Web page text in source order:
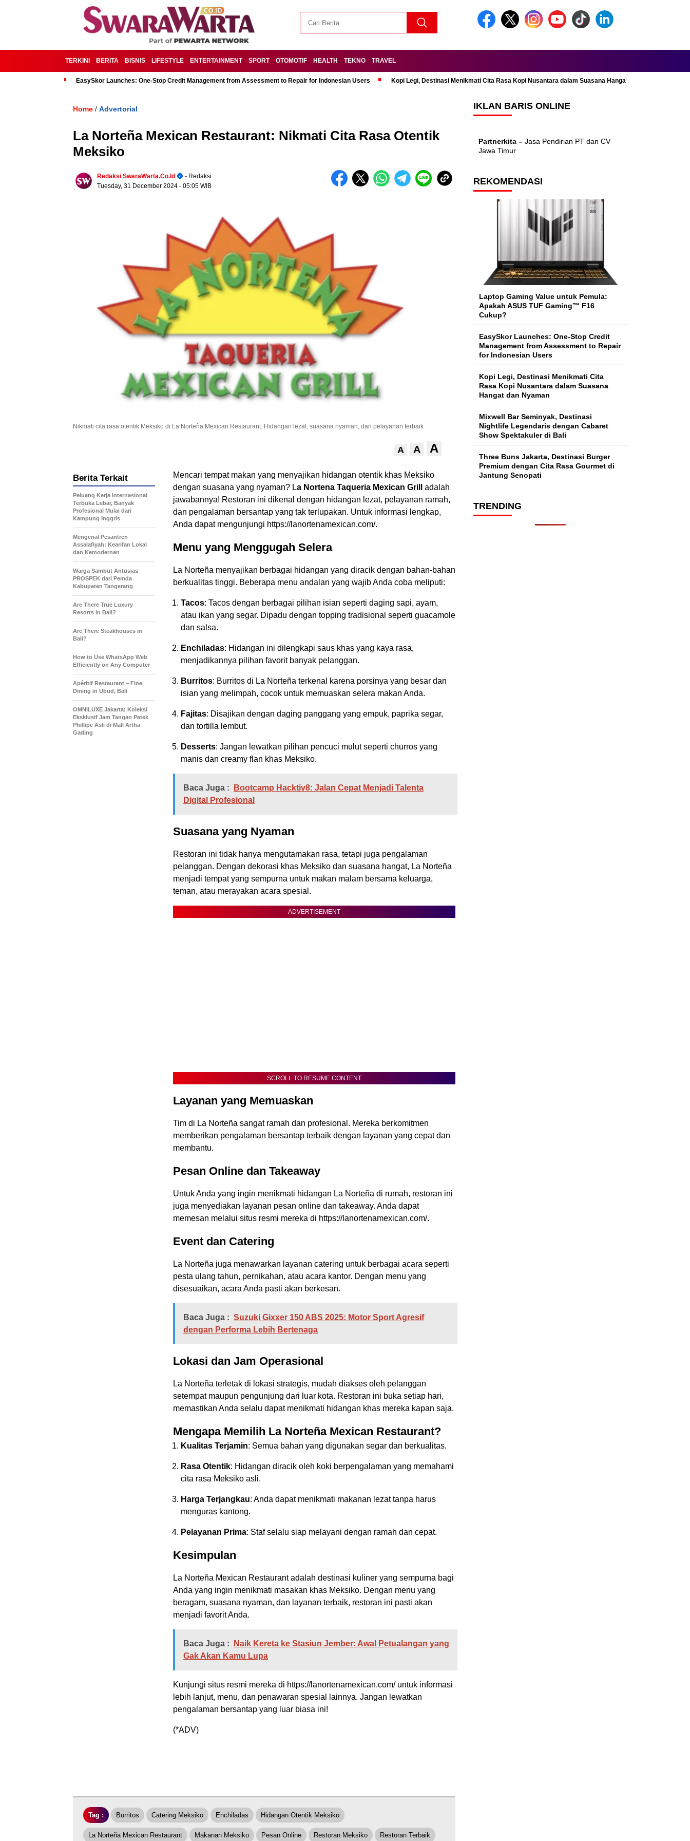
TERKINI BERITA BISNIS LIFESTYLE ENTERTAINMENT SPORT OTOMOTIF HEALTH TEKNO TRAVEL
EasySkor Launches: One-Stop Credit Management from Assessment to Repair for Indonesian Users Kopi Legi, Destinasi Menikmati Cita Rasa Kopi Nusantara dalam Suasana Hangat dan Nyaman
Home / Advertorial
La Norteña Mexican Restaurant: Nikmati Cita Rasa Otentik
Meksiko
Redaksi SwaraWarta.co.id
- Redaksi
Tuesday, 31 December 2024 - 05:05 WIB
Nikmati cita rasa otentik Meksiko di La Norteña Mexican Restaurant. Hidangan lezat, suasana nyaman, dan pelayanan terbaik
A A A
Mencari tempat makan yang menyajikan hidangan otentik khas Meksiko
dengan suasana yang nyaman? La Nortena Taqueria Mexican Grill
adalah
jawabannya! Restoran ini dikenal dengan hidangan lezat, pelayanan ramah,
dan pengalaman bersantap yang tak terlupakan. Untuk informasi lengkap,
Anda dapat mengunjungi https://lanortenamexican.com/.
Menu yang Menggugah Selera
La Norteña menyajikan berbagai hidangan yang diracik dengan bahan-bahan
berkualitas tinggi. Beberapa menu andalan yang wajib Anda coba meliputi:
Tacos: Tacos dengan berbagai pilihan isian seperti daging sapi, ayam,
atau ikan yang segar. Dipadu dengan topping tradisional seperti guacamole
dan salsa.
Enchiladas: Hidangan ini dilengkapi saus khas yang kaya rasa,
menjadikannya pilihan favorit banyak pelanggan.
Burritos: Burritos di La Norteña terkenal karena porsinya yang besar dan
isian yang melimpah, cocok untuk memuaskan selera makan Anda.
Fajitas: Disajikan dengan daging panggang yang empuk, paprika segar,
dan tortilla lembut.
Desserts: Jangan lewatkan pilihan pencuci mulut seperti churros yang
manis dan creamy flan khas Meksiko.
Baca Juga :
Bootcamp Hacktiv8: Jalan Cepat Menjadi Talenta
Digital Profesional
Suasana yang Nyaman
Restoran ini tidak hanya mengutamakan rasa, tetapi juga pengalaman
pelanggan. Dengan dekorasi khas Meksiko dan suasana hangat, La Norteña
menjadi tempat yang sempurna untuk makan malam bersama keluarga,
teman, atau merayakan acara spesial.
ADVERTISEMENT
.
SCROLL TO RESUME CONTENT
Layanan yang Memuaskan
Tim di La Norteña sangat ramah dan profesional. Mereka berkomitmen
memberikan pengalaman bersantap terbaik dengan layanan yang cepat dan
membantu.
Pesan Online dan Takeaway
Untuk Anda yang ingin menikmati hidangan La Norteña di rumah, restoran ini
juga menyediakan layanan pesan online dan takeaway. Anda dapat
memesan melalui situs resmi mereka di https://lanortenamexican.com/.
Event dan Catering
La Norteña juga menawarkan layanan catering untuk berbagai acara seperti
pesta ulang tahun, pernikahan, atau acara kantor. Dengan menu yang
disesuaikan, acara Anda pasti akan berkesan.
Baca Juga : Suzuki Gixxer 150 ABS 2025: Motor Sport Agresif
dengan Performa Lebih Bertenaga
Lokasi dan Jam Operasional
La Norteña terletak di lokasi strategis, mudah diakses oleh pelanggan
setempat maupun pengunjung dari luar kota. Restoran ini buka setiap hari,
memastikan Anda selalu dapat menikmati hidangan khas mereka kapan saja.
Mengapa Memilih La Norteña Mexican Restaurant?
Kualitas Terjamin: Semua bahan yang digunakan segar dan berkualitas.
Rasa Otentik: Hidangan diracik oleh koki berpengalaman yang memahami
cita rasa Meksiko asli.
Harga Terjangkau: Anda dapat menikmati makanan lezat tanpa harus
menguras kantong.
Pelayanan Prima: Staf selalu siap melayani dengan ramah dan cepat.
Kesimpulan
La Norteña Mexican Restaurant adalah destinasi kuliner yang sempurna bagi
Anda yang ingin menikmati masakan khas Meksiko. Dengan menu yang
beragam, suasana nyaman, dan layanan terbaik, restoran ini pasti akan
menjadi favorit Anda.
Baca Juga :
Naik Kereta ke Stasiun Jember: Awal Petualangan yang
Gak Akan Kamu Lupa
Kunjungi situs resmi mereka di https://lanortenamexican.com/ untuk informasi
lebih lanjut, menu, dan penawaran spesial lainnya. Jangan lewatkan
pengalaman bersantap yang luar biasa ini!
(*ADV)
Berita Terkait
Peluang Kerja Internasional
Terbuka Lebar, Banyak
Profesional Mulai dari
Kampung Inggris
Mengenal Pesantren
Assalafiyah: Kearifan Lokal
dan Kemodernan
Warga Sambut Antusias
PROSPEK dari Pemda
Kabupaten Tangerang
Are There True Luxury
Resorts in Bali?
Are There Steakhouses in
Bali?
How to Use WhatsApp Web
Efficiently on Any Computer
Apéritif Restaurant – Fine
Dining in Ubud, Bali
OMNILUXE Jakarta: Koleksi
Eksklusif Jam Tangan Patek
Phillipe Asli di Mall Artha
Gading
Tag : Burritos Catering Meksiko Enchiladas Hidangan Otentik Meksiko
La Norteña Mexican Restaurant Makanan Meksiko Pesan Online Restoran Meksiko Restoran Terbaik
IKLAN BARIS ONLINE
Partnerkita – Jasa Pendirian PT dan CV
Jawa Timur
REKOMENDASI
Laptop Gaming Value untuk Pemula:
Apakah ASUS TUF Gaming™ F16
Cukup?
EasySkor Launches: One-Stop Credit
Management from Assessment to Repair
for Indonesian Users
Kopi Legi, Destinasi Menikmati Cita
Rasa Kopi Nusantara dalam Suasana
Hangat dan Nyaman
Mixwell Bar Seminyak, Destinasi
Nightlife Legendaris dengan Cabaret
Show Spektakuler di Bali
Three Buns Jakarta, Destinasi Burger
Premium dengan Cita Rasa Gourmet di
Jantung Senopati
TRENDING